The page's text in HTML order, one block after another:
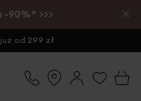
90%* >>> ×
dni